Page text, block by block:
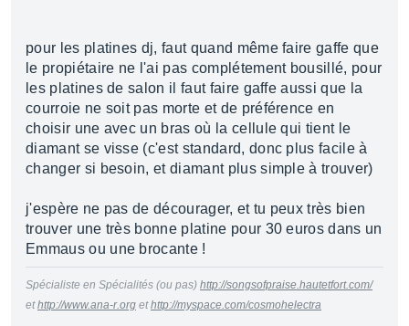
pour les platines dj, faut quand même faire gaffe que
le propiétaire ne l'ai pas complétement bousillé, pour
les platines de salon il faut faire gaffe aussi que la
courroie ne soit pas morte et de préférence en
choisir une avec un bras où la cellule qui tient le
diamant se visse (c'est standard, donc plus facile à
changer si besoin, et diamant plus simple à trouver)
j'espère ne pas de décourager, et tu peux très bien
trouver une très bonne platine pour 30 euros dans un
Emmaus ou une brocante !
Spécialiste en Spécialités (ou pas) http://songsofpraise.hautetfort.com/
ethttp://www.ana-r.org ethttp://myspace.com/cosmohelectra